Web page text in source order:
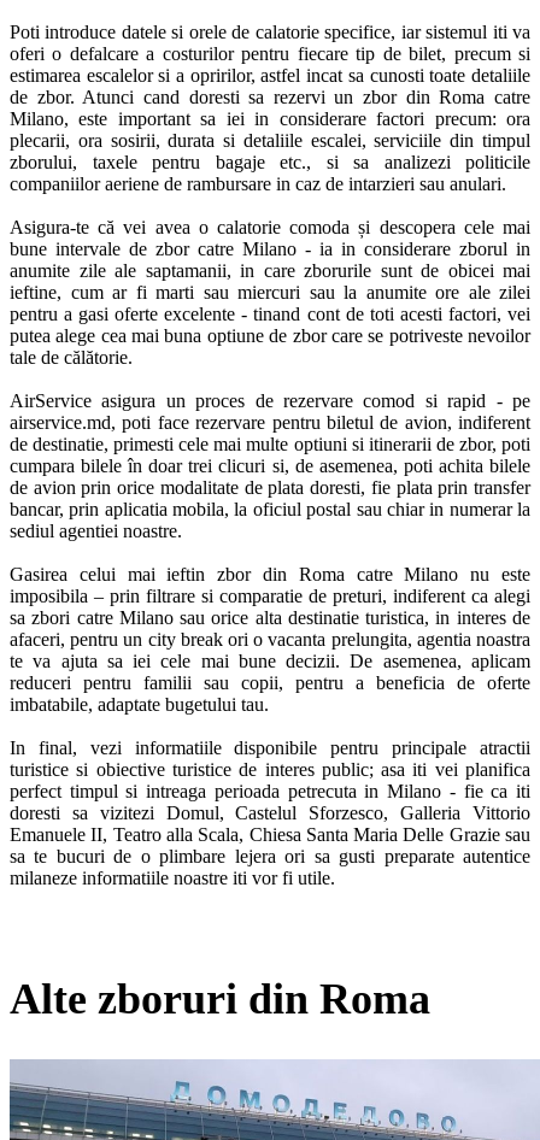
Poti introduce datele si orele de calatorie specifice, iar sistemul iti va
oferi o defalcare a costurilor pentru fiecare tip de bilet, precum si
estimarea escalelor si a opririlor, astfel incat sa cunosti toate detaliile
de zbor. Atunci cand doresti sa rezervi un zbor din Roma catre
Milano, este important sa iei in considerare factori precum: ora
plecarii, ora sosirii, durata si detaliile escalei, serviciile din timpul
zborului, taxele pentru bagaje etc., si sa analizezi politicile
companiilor aeriene de rambursare in caz de intarzieri sau anulari.
Asigura-te că vei avea o calatorie comoda și descopera cele mai
bune intervale de zbor catre Milano - ia in considerare zborul in
anumite zile ale saptamanii, in care zborurile sunt de obicei mai
ieftine, cum ar fi marti sau miercuri sau la anumite ore ale zilei
pentru a gasi oferte excelente - tinand cont de toti acesti factori, vei
putea alege cea mai buna optiune de zbor care se potriveste nevoilor
tale de călătorie.
AirService asigura un proces de rezervare comod si rapid - pe
airservice.md, poti face rezervare pentru biletul de avion, indiferent
de destinatie, primesti cele mai multe optiuni si itinerarii de zbor, poti
cumpara bilele în doar trei clicuri si, de asemenea, poti achita bilele
de avion prin orice modalitate de plata doresti, fie plata prin transfer
bancar, prin aplicatia mobila, la oficiul postal sau chiar in numerar la
sediul agentiei noastre.
Gasirea celui mai ieftin zbor din Roma catre Milano nu este
imposibila – prin filtrare si comparatie de preturi, indiferent ca alegi
sa zbori catre Milano sau orice alta destinatie turistica, in interes de
afaceri, pentru un city break ori o vacanta prelungita, agentia noastra
te va ajuta sa iei cele mai bune decizii. De asemenea, aplicam
reduceri pentru familii sau copii, pentru a beneficia de oferte
imbatabile, adaptate bugetului tau.
In final, vezi informatiile disponibile pentru principale atractii
turistice si obiective turistice de interes public; asa iti vei planifica
perfect timpul si intreaga perioada petrecuta in Milano - fie ca iti
doresti sa vizitezi Domul, Castelul Sforzesco, Galleria Vittorio
Emanuele II, Teatro alla Scala, Chiesa Santa Maria Delle Grazie sau
sa te bucuri de o plimbare lejera ori sa gusti preparate autentice
milaneze informatiile noastre iti vor fi utile.
Alte zboruri din Roma